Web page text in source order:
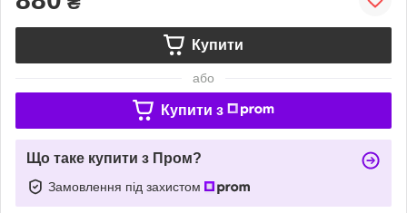
Купити
або
Купити з
Що таке купити з Пром?
Замовлення під захистом